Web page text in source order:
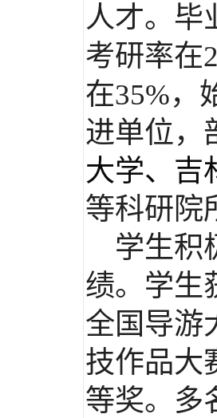
人才。毕
考研率在
在35%，
进单位，
大学、吉
等科研院
学生积
绩。学生
全国导游
技作品大
等奖。多